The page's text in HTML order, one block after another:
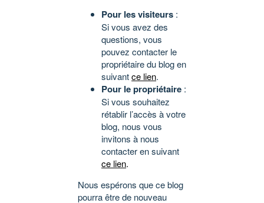
Pour les visiteurs :
Si vous avez des
questions, vous
pouvez contacter le
propriétaire du blog en
suivantce lien.
Pour le propriétaire :
Si vous souhaitez
rétablir l’accès à votre
blog, nous vous
invitons à nous
contacter en suivant
ce lien.
Nous espérons que ce blog
pourra être de nouveau